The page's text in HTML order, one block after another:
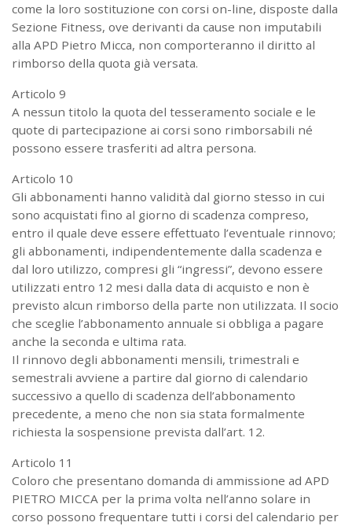
come la loro sostituzione con corsi on-line, disposte dalla
Sezione Fitness, ove derivanti da cause non imputabili
alla APD Pietro Micca, non comporteranno il diritto al
rimborso della quota già versata.
Articolo 9
A nessun titolo la quota del tesseramento sociale e le
quote di partecipazione ai corsi sono rimborsabili né
possono essere trasferiti ad altra persona.
Articolo 10
Gli abbonamenti hanno validità dal giorno stesso in cui
sono acquistati fino al giorno di scadenza compreso,
entro il quale deve essere effettuato l’eventuale rinnovo;
gli abbonamenti, indipendentemente dalla scadenza e
dal loro utilizzo, compresi gli “ingressi”, devono essere
utilizzati entro 12 mesi dalla data di acquisto e non è
previsto alcun rimborso della parte non utilizzata. Il socio
che sceglie l’abbonamento annuale si obbliga a pagare
anche la seconda e ultima rata.
Il rinnovo degli abbonamenti mensili, trimestrali e
semestrali avviene a partire dal giorno di calendario
successivo a quello di scadenza dell’abbonamento
precedente, a meno che non sia stata formalmente
richiesta la sospensione prevista dall’art. 12.
Articolo 11
Coloro che presentano domanda di ammissione ad APD
PIETRO MICCA per la prima volta nell’anno solare in
corso possono frequentare tutti i corsi del calendario per